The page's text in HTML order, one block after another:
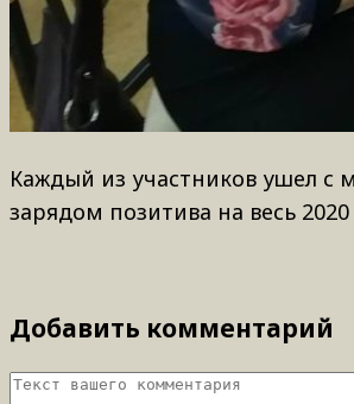
Каждый из участников ушел с
зарядом позитива на весь 2020
Добавить комментарий